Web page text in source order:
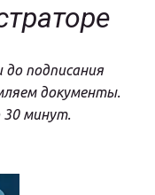
до подписания
документы.
30 минут.